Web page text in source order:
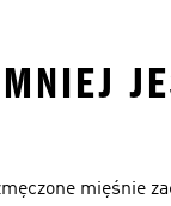
mięśnie